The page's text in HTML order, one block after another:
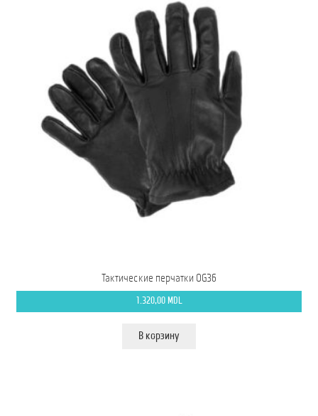
Тактические перчатки OG36
1.320,00 MDL
В корзину